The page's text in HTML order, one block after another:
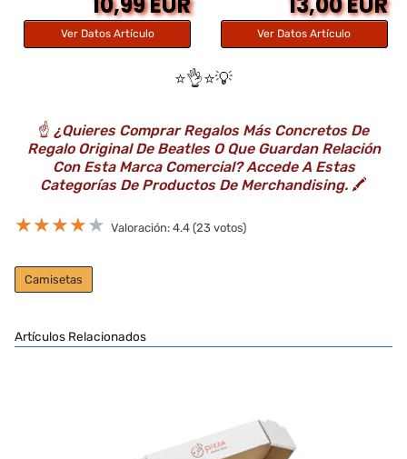
Ver Datos Artículo Ver Datos Artículo
⭐️👌⭐️💡
☝️ ¿Quieres Comprar Regalos Más Concretos De
Regalo Original De Beatles O Que Guardan Relación
Con Esta Marca Comercial? Accede A Estas
Categorías De Productos De Merchandising. 🖍️
★★★★★ Valoración: 4.4 (23 votos)
Camisetas
Artículos Relacionados